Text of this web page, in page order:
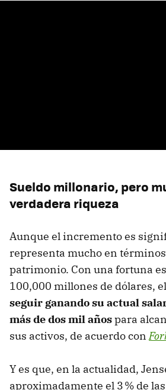
Sueldo millonario, pero
verdadera riqueza
Aunque el incremento es
representa mucho en
patrimonio. Con una fortuna
100,000 millones de dólares,
seguir ganando su actual
más de dos mil añospara
sus activos, de acuerdo con
Y es que, en la actualidad,
aproximadamente el 3 % de